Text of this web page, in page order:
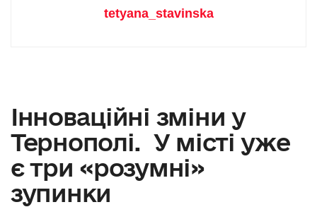
tetyana_stavinska
Інноваційні зміни у
Тернополі. У місті уже
є три «розумні»
зупинки